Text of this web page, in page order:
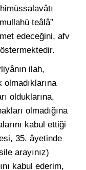
teâlâ”
edeceğini, afv
ilah,
olduklarına,
olmadığına
kabul ettiği
35. âyetinde
arayınız)
kabul ederim,